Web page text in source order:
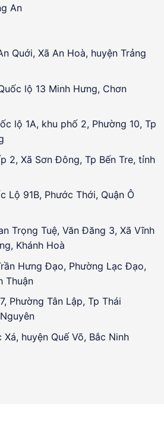
An
Quới, Xã An Hoà, huyện Trảng
lộ 13 Minh Hưng, Chơn
lộ 1A, khu phố 2, Phường 10, Tp
2, Xã Sơn Đông, Tp Bến Tre, tỉnh
Lộ 91B, Phước Thới, Quận Ô
Trọng Tuệ, Văn Đăng 3, Xã Vĩnh
Khánh Hoà
Hưng Đạo, Phường Lạc Đạo,
Thuận
Phường Tân Lập, Tp Thái
Xá, huyện Quế Võ, Bắc Ninh